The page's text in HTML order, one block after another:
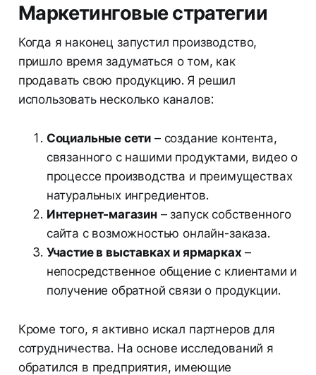
Маркетинговые стратегии
Когда я наконец запустил производство,
пришло время задуматься о том, как
продавать свою продукцию. Я решил
использовать несколько каналов:
Социальные сети – создание контента,
связанного с нашими продуктами, видео о
процессе производства и преимуществах
натуральных ингредиентов.
Интернет-магазин – запуск собственного
сайта с возможностью онлайн-заказа.
Участие в выставках и ярмарках –
непосредственное общение с клиентами и
получение обратной связи о продукции.
Кроме того, я активно искал партнеров для
сотрудничества. На основе исследований я
обратился в предприятия, имеющие